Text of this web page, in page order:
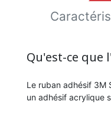
Qu'est-ce que
Le ruban adhésif 3M
un adhésif acrylique